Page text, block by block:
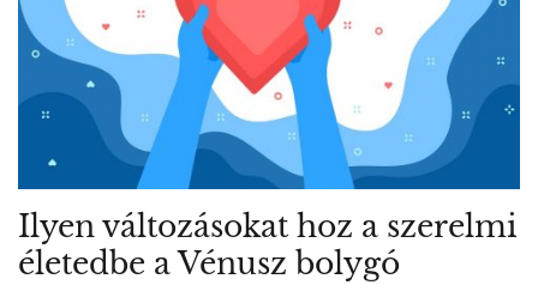
Ilyen változásokat hoz a szerelmi
életedbe a Vénusz bolygó